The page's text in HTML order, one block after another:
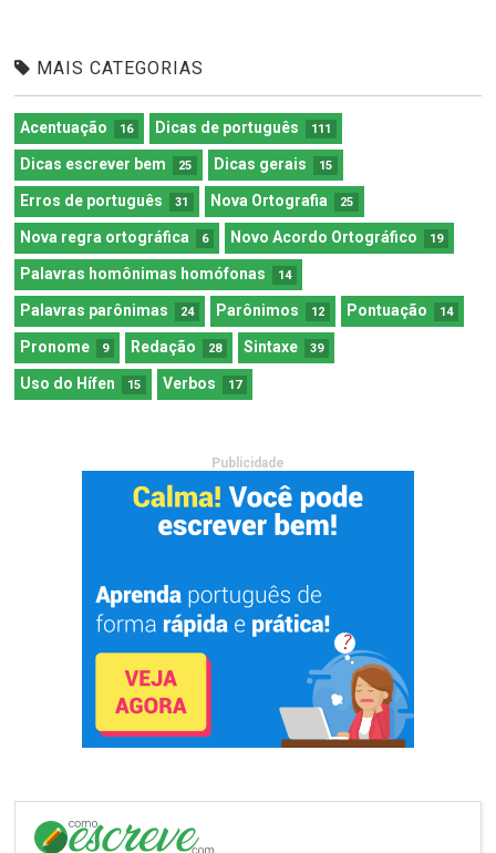
MAIS CATEGORIAS
Acentuação 16 Dicas de português 111
Dicas escrever bem 25 Dicas gerais 15
Erros de português 31 Nova Ortografia 25
Nova regra ortográfica 6 Novo Acordo Ortográfico 19
Palavras homônimas homófonas 14
Palavras parônimas 24 Parônimos 12 Pontuação 14
Pronome 9 Redação 28 Sintaxe 39
Uso do Hífen 15 Verbos 17
Publicidade